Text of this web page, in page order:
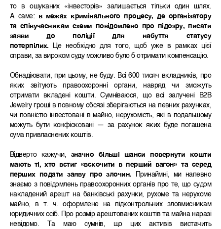
то в ошуканих «інвесторів» залишається тільки один шлях.
А саме:
в межах кримінального процесу, де організатору
та співучасникам схеми повідомлено про підозру, писати
заяви до поліції для набуття статусу
потерпілих. Це необхідно для того, щоб уже в рамках цієї
справи, за вироком суду можливо було б отримати компенсацію.
Обнадіювати, при цьому, не буду. Всі 600 тисяч вкладників, про
яких звітують правоохоронні органи, навряд чи зможуть
отримати вкладені кошти. Сумніваюся, що всі залучені B2B
Jewelry гроші в повному обсязі зберігаються на певних рахунках,
чи повністю інвестовані в майно, нерухомість, які в подальшому
можуть бути конфісковані — за рахунок яких буде погашена
сума привласнених коштів.
Відверто кажучи, значно більші шанси повернути кошти
мають ті, хто встиг «вскочити в перший вагон» та серед
перших подати заяву про злочин. Принаймні, ми напевно
знаємо з повідомлень правоохоронних органів про те, що судом
накладений арешт на банківські рахунки, рухоме та нерухоме
майно, в т. ч. оформлене на підконтрольних зловмисникам
юридичних осіб. Про розмір арештованих коштів та майна наразі
невідомо. Та маю сумнів, що цих активів вистачить